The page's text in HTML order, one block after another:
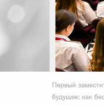
Первый
будущее: как